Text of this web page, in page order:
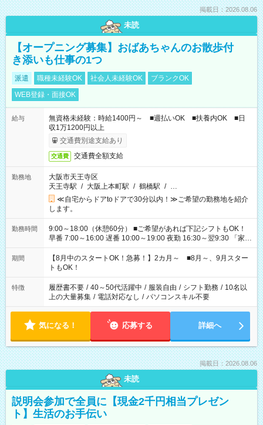
掲載日：2026.08.06
未読
【オープニング募集】おばあちゃんのお散歩付
き添いも仕事の1つ
派遣 職種未経験OK 社会人未経験OK
ブランクOK
WEB登録・面接OK
給与
無資格未経験：時給1400円～ ■週払いOK ■扶養内OK ■日
収1万1200円以上
交通費別途支給あり
交通費 交通費全額支給
勤務地
大阪市天王寺区
天王寺駅 / 大阪上本町駅 / 鶴橋駅 / …
≪自宅からドアtoドアで30分以内！≫ご希望の勤務地を紹介
します。
勤務時間
9:00～18:00（休憩60分） ■ご希望があれば下記シフトもOK！
早番 7:00～16:00 遅番 10:00～19:00 夜勤 16:30～翌9:30 「家族
と休みを合わせたい」 「余裕を持って夕飯の準備がしたい」
「できれば残業はしたくない」 など、ご希望を教えてください
ね。 ※Wワーク希望の方へ 今ご覧のお仕事で希望する勤務時間
と、もう1つのお仕事の勤務時間。 合計で週40時間を超える場
合は応募できません。
期間
【8月中のスタートOK！急募！】2カ月～ ■8月～、9月スター
トもOK！
特徴 履歴書不要 / 40～50代活躍中 / 服装自由 / シフト勤務 / 10名以
上の大量募集 / 電話対応なし / パソコンスキル不要
気になる！ 応募する 詳細へ
掲載日：2026.08.06
未読
説明会参加で全員に【現金2千円相当プレゼン
ト】生活のお手伝い